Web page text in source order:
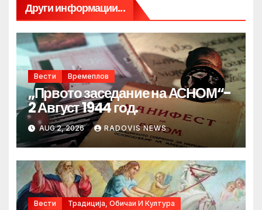
Други информации...
Вести Времеплов
„Првото заседание на АСНОМ“-
2 Август 1944 год.
AUG 2, 2026 RADOVIS NEWS
Вести Традиција, Обичаи И Култура